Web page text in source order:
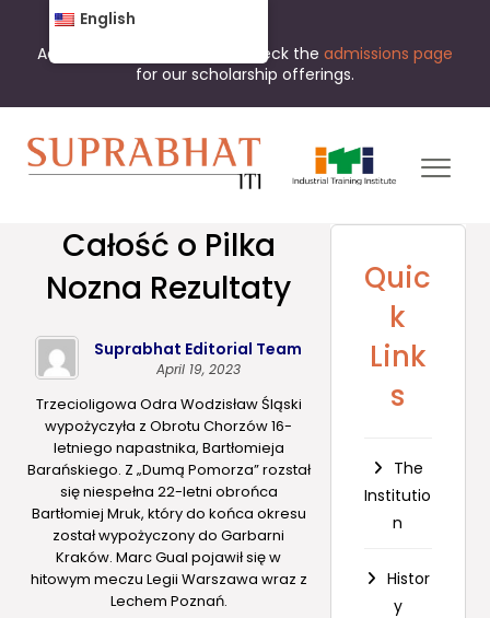
Admissions are open now. Check the admissions page
for our scholarship offerings.
Całość o Pilka
Nozna Rezultaty
Suprabhat Editorial Team
April 19, 2023
Trzecioligowa Odra Wodzisław Śląski
wypożyczyła z Obrotu Chorzów 16-
letniego napastnika, Bartłomieja
Barańskiego. Z „Dumą Pomorza” rozstał
się niespełna 22-letni obrońca
Bartłomiej Mruk, który do końca okresu
został wypożyczony do Garbarni
Kraków. Marc Gual pojawił się w
hitowym meczu Legii Warszawa wraz z
Lechem Poznań.
Quic
k
Link
s
The
Institutio
n
Histor
y
English